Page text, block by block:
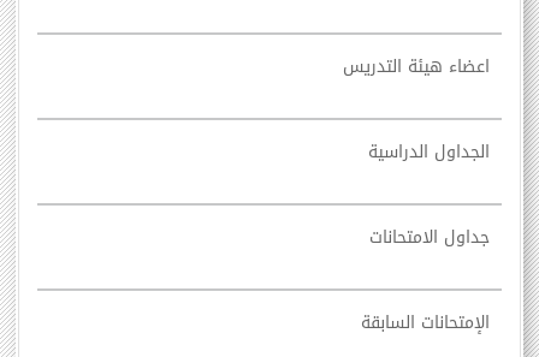
اعضاء هيئة التدريس
الجداول الدراسية
جداول الامتحانات
الإمتحانات السابقة